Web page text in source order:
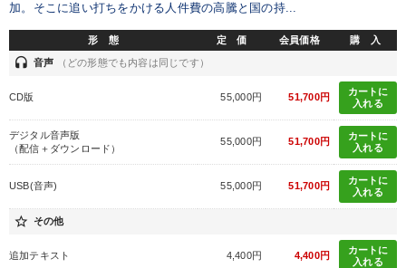
MBA 異発想 通販 営業 デジタルマーケティング
聞き手・作間信司 リベラルアーツ 一流人
※「更新」を押すと「タグ・キーワード」を更新いただけます。
加。そこに追い打ちをかける人件費の高騰と国の持...
形 態 定 価 会員価格 購 入
headset 音声 （どの形態でも内容は同じです）
CD版 55,000円 51,700円
カートに
入れる
デジタル音声版
（配信＋ダウンロード）
55,000円 51,700円
カートに
入れる
USB(音声) 55,000円 51,700円
カートに
入れる
star_border その他
追加テキスト 4,400円 4,400円
カートに
入れる